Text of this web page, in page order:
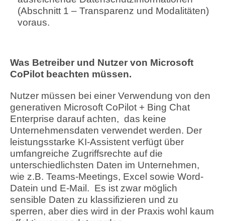
(Abschnitt 1 – Transparenz und Modalitäten)
voraus.
Was Betreiber und Nutzer von Microsoft
CoPilot beachten müssen.
Nutzer müssen bei einer Verwendung von den
generativen Microsoft CoPilot + Bing Chat
Enterprise darauf achten, das keine
Unternehmensdaten verwendet werden. Der
leistungsstarke KI-Assistent verfügt über
umfangreiche Zugriffsrechte auf die
unterschiedlichsten Daten im Unternehmen,
wie z.B. Teams-Meetings, Excel sowie Word-
Datein und E-Mail. Es ist zwar möglich
sensible Daten zu klassifizieren und zu
sperren, aber dies wird in der Praxis wohl kaum